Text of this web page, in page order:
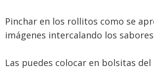
Pinchar en los rollitos como se
imágenes intercalando los
Las puedes colocar en bolsitas